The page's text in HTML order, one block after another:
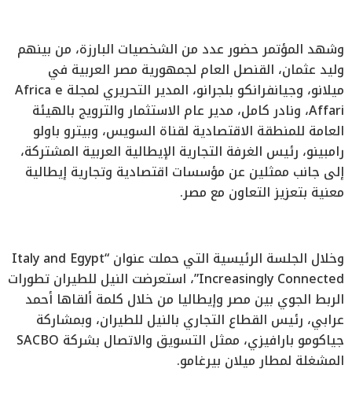
وشهد المؤتمر حضور عدد من الشخصيات البارزة، من بينهم
وليد عثمان، القنصل العام لجمهورية مصر العربية في
ميلانو، وجيانفرانكو بلجرانو، المدير التحريري لمجلة Africa e
Affari، ونادر كامل، مدير عام الاستثمار والترويج بالهيئة
العامة للمنطقة الاقتصادية لقناة السويس، وبيترو باولو
رامبينو، رئيس الغرفة التجارية الإيطالية العربية المشتركة،
إلى جانب ممثلين عن مؤسسات اقتصادية وتجارية إيطالية
معنية بتعزيز التعاون مع مصر.
وخلال الجلسة الرئيسية التي حملت عنوان “Italy and Egypt
Increasingly Connected”، استعرضت النيل للطيران تطورات
الربط الجوي بين مصر وإيطاليا من خلال كلمة ألقاها أحمد
عرابي، رئيس القطاع التجاري بالنيل للطيران، وبمشاركة
جياكومو بارافيزي، ممثل التسويق والاتصال بشركة SACBO
المشغلة لمطار ميلان بيرغامو.